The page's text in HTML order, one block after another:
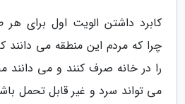
کابرد داشتن الویت اول برای
چرا که مردم این منطقه می دانند
را در خانه صرف کنند و می دانند
می تواند سرد و غیر قابل تحمل